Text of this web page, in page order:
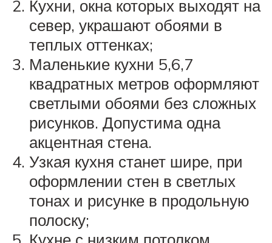
Кухни, окна которых выходят на
север, украшают обоями в
теплых оттенках;
Маленькие кухни 5,6,7
квадратных метров оформляют
светлыми обоями без сложных
рисунков. Допустима одна
акцентная стена.
Узкая кухня станет шире, при
оформлении стен в светлых
тонах и рисунке в продольную
полоску;